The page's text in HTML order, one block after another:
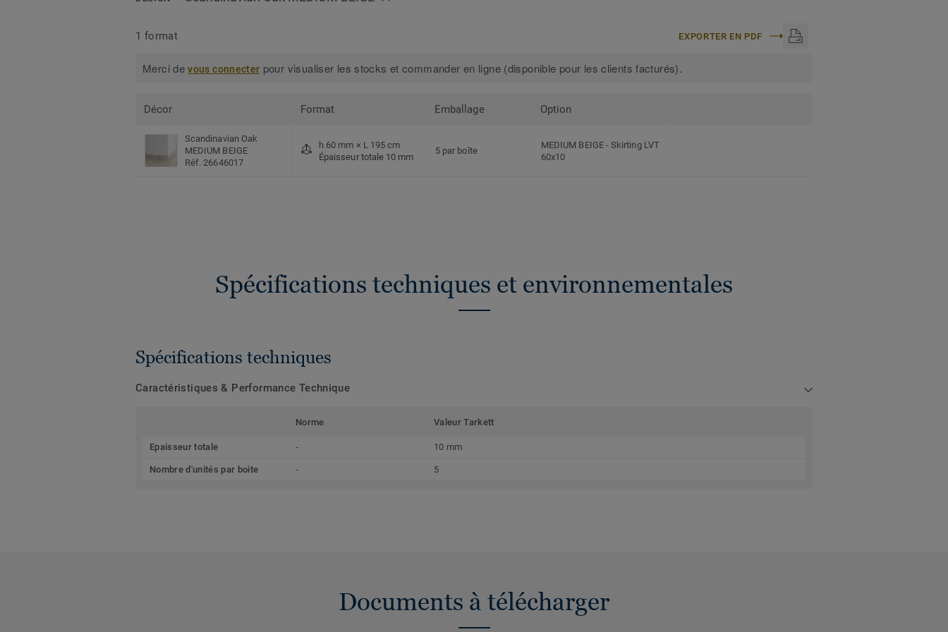
1 format EXPORTER EN PDF
Merci devous connecter pour visualiser les stocks et commander en ligne (disponible pour les clients facturés).
Décor Format Emballage Option
Scandinavian Oak
MEDIUM BEIGE
Réf. 26646017
h 60 mm × L 195 cm
Épaisseur totale 10 mm
5 par boîte
MEDIUM BEIGE -Skirting LVT
60x10
Spécifications techniques et environnementales
Spécifications techniques
Caractéristiques & Performance Technique
Norme Valeur Tarkett
Epaisseur totale - 10 mm
Nombre d'unités par boite - 5
Documents à télécharger